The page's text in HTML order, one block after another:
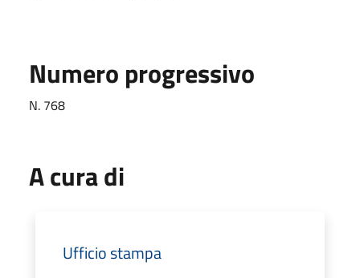
Numero progressivo
N. 768
A cura di
Ufficio stampa